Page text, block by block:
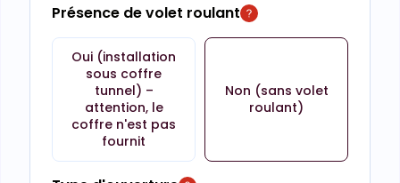
Présence de volet roulant
Oui (installation
sous coffre
tunnel) –
attention, le
coffre n'est pas
fournit
Non (sans volet
roulant)